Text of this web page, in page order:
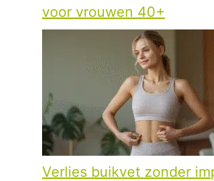
voor vrouwen 40+
Verlies buikvet zonder